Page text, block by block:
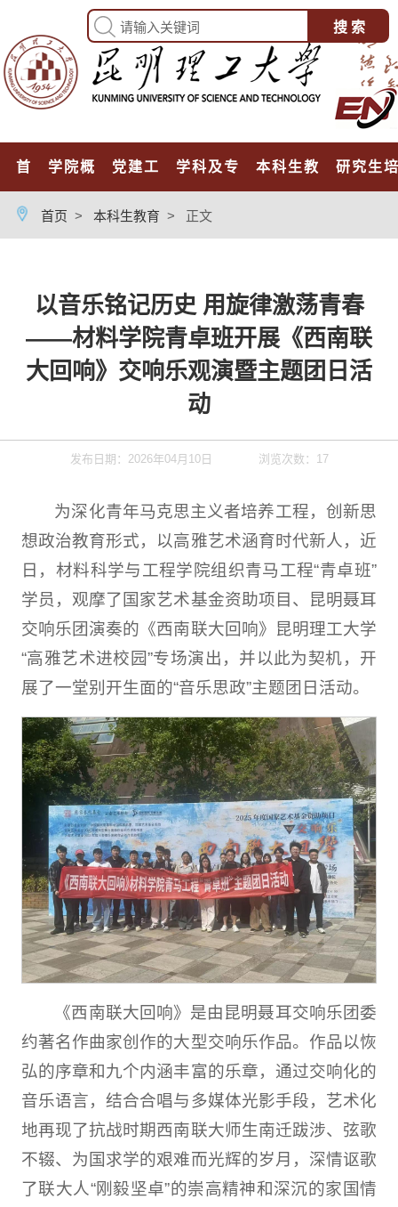
首页 学院概况 党建工作 学科及专业 本科生教育 研究生
首页 > 本科生教育 > 正文
以音乐铭记历史 用旋律激荡青春
——材料学院青卓班开展《西南联
大回响》交响乐观演暨主题团日活
动
发布日期：2026年04月10日 浏览次数： 17
为深化青年马克思主义者培养工程，创新思
想政治教育形式，以高雅艺术涵育时代新人，近
日，材料科学与工程学院组织青马工程“青卓班”
学员，观摩了国家艺术基金资助项目、昆明聂耳
交响乐团演奏的《西南联大回响》昆明理工大学
“高雅艺术进校园”专场演出，并以此为契机，开
展了一堂别开生面的“音乐思政”主题团日活动。
《西南联大回响》是由昆明聂耳交响乐团委
约著名作曲家创作的大型交响乐作品。作品以恢
弘的序章和九个内涵丰富的乐章，通过交响化的
音乐语言，结合合唱与多媒体光影手段，艺术化
地再现了抗战时期西南联大师生南迁跋涉、弦歌
不辍、为国求学的艰难而光辉的岁月，深情讴歌
了联大人“刚毅坚卓”的崇高精神和深沉的家国情